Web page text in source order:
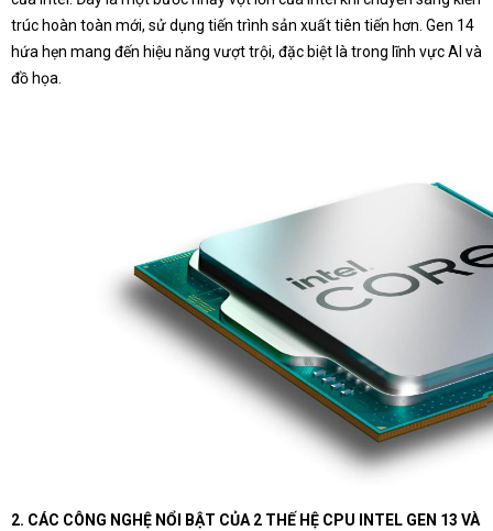
trúc hoàn toàn mới, sử dụng tiến trình sản xuất tiên tiến hơn. Gen 14
hứa hẹn mang đến hiệu năng vượt trội, đặc biệt là trong lĩnh vực AI và
đồ họa.
2. CÁC CÔNG NGHỆ NỔI BẬT CỦA 2 THẾ HỆ CPU INTEL GEN 13 VÀ